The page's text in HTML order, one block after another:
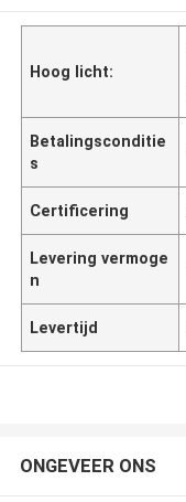
Hoog licht:
Betalingsconditie
s
Certificering
Levering vermoge
n
Levertijd
ONGEVEER ONS